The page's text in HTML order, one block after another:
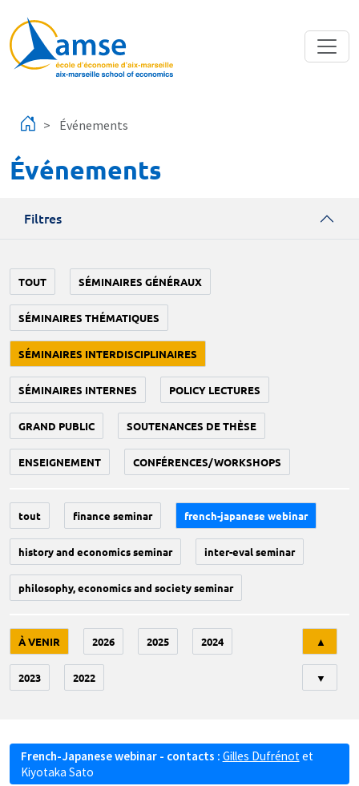
Événements
Événements
Filtres
TOUT SÉMINAIRES GÉNÉRAUX
SÉMINAIRES THÉMATIQUES
SÉMINAIRES INTERDISCIPLINAIRES
SÉMINAIRES INTERNES POLICY LECTURES
GRAND PUBLIC SOUTENANCES DE THÈSE
ENSEIGNEMENT CONFÉRENCES/WORKSHOPS
tout finance seminar french-japanese webinar
history and economics seminar inter-eval seminar
philosophy, economics and society seminar
À VENIR 2026 2025 2024
2023 2022
▲
▼
French-Japanese webinar - contacts : Gilles Dufrénot et
Kiyotaka Sato